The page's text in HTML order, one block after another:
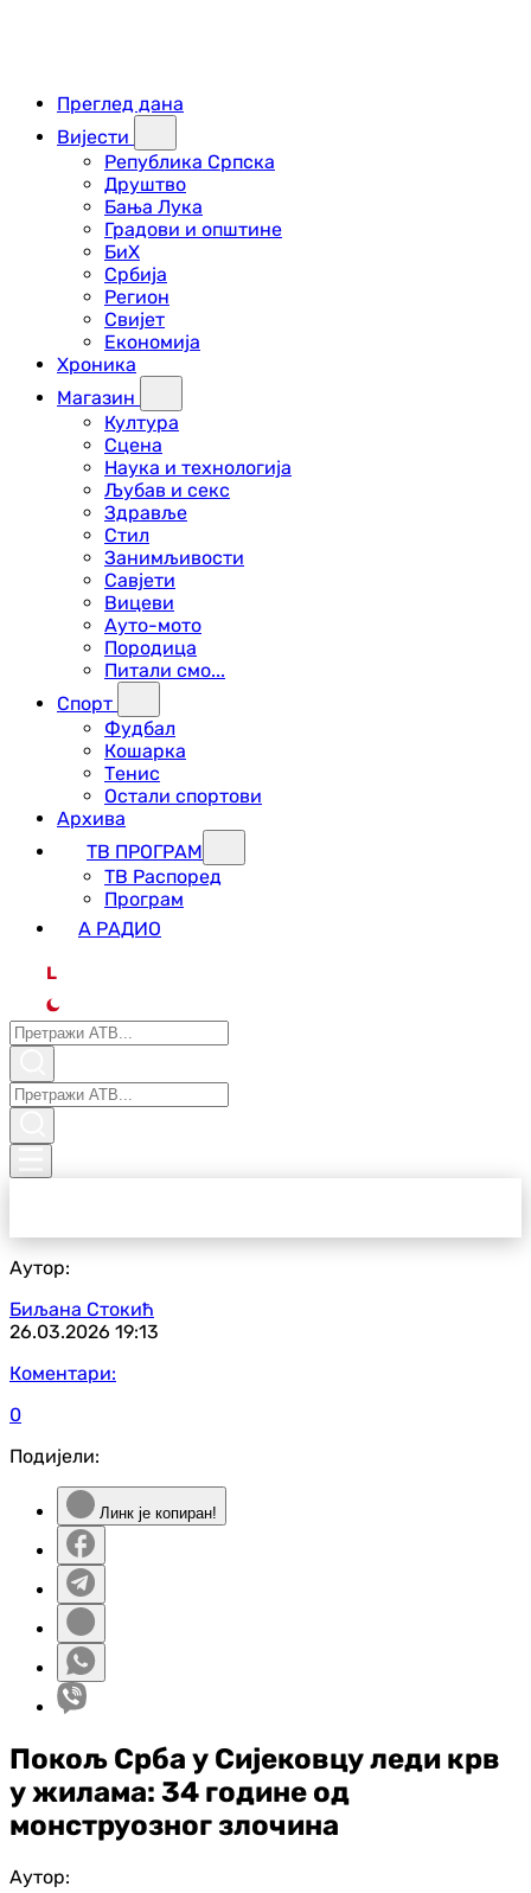
Преглед дана
Вијести
Република Српска
Друштво
Бања Лука
Градови и општине
БиХ
Србија
Регион
Свијет
Економија
Хроника
Магазин
Култура
Сцена
Наука и технологија
Љубав и секс
Здравље
Стил
Занимљивости
Савјети
Вицеви
Ауто-мото
Породица
Питали смо...
Спорт
Фудбал
Кошарка
Тенис
Остали спортови
Архива
ТВ ПРОГРАМ
ТВ Распоред
Програм
А РАДИО
L
Аутор:
Биљана Стокић
26.03.2026 19:13
Коментари:
0
Подијели:
Линк је копиран!
Покољ Срба у Сијековцу леди крв
у жилама: 34 године од
монструозног злочина
Аутор: